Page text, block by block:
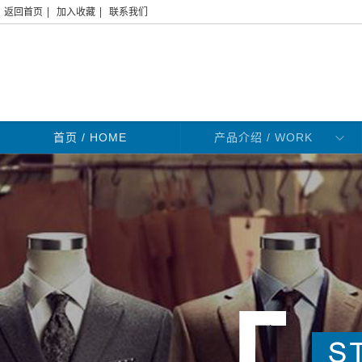
返回首页 加入收藏 联系我们
首页 / HOME 产品介绍 / WORK